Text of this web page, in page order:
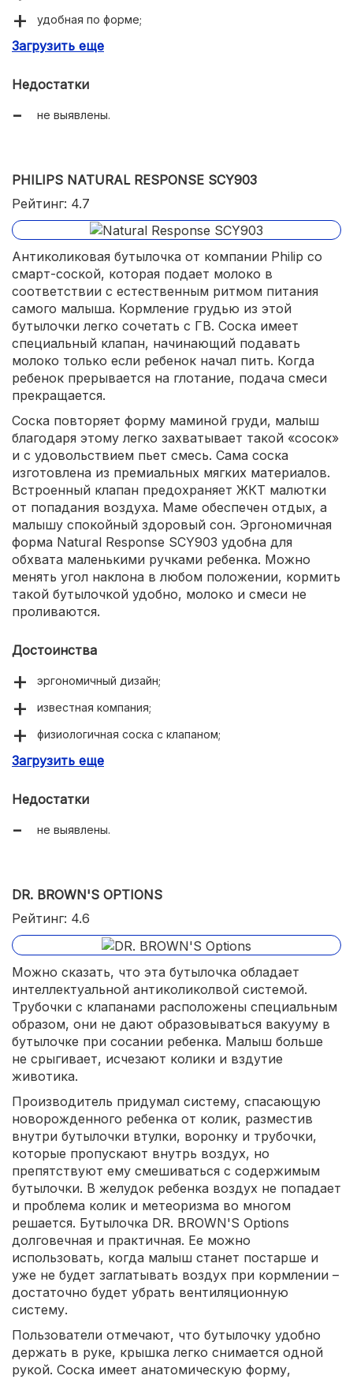
удобная по форме;
мягкая соска;
Загрузить еще
Недостатки
не выявлены.
PHILIPS NATURAL RESPONSE SCY903
Рейтинг: 4.7
Антиколиковая бутылочка от компании Philip со
смарт-соской, которая подает молоко в
соответствии с естественным ритмом питания
самого малыша. Кормление грудью из этой
бутылочки легко сочетать с ГВ. Соска имеет
специальный клапан, начинающий подавать
молоко только если ребенок начал пить. Когда
ребенок прерывается на глотание, подача смеси
прекращается.
Соска повторяет форму маминой груди, малыш
благодаря этому легко захватывает такой «сосок»
и с удовольствием пьет смесь. Сама соска
изготовлена из премиальных мягких материалов.
Встроенный клапан предохраняет ЖКТ малютки
от попадания воздуха. Маме обеспечен отдых, а
малышу спокойный здоровый сон. Эргономичная
форма Natural Response SCY903 удобна для
обхвата маленькими ручками ребенка. Можно
менять угол наклона в любом положении, кормить
такой бутылочкой удобно, молоко и смеси не
проливаются.
Достоинства
эргономичный дизайн;
известная компания;
физиологичная соска с клапаном;
система против пролива;
Загрузить еще
Недостатки
не выявлены.
DR. BROWN'S OPTIONS
Рейтинг: 4.6
Можно сказать, что эта бутылочка обладает
интеллектуальной антиколиколвой системой.
Трубочки с клапанами расположены специальным
образом, они не дают образовываться вакууму в
бутылочке при сосании ребенка. Малыш больше
не срыгивает, исчезают колики и вздутие
животика.
Производитель придумал систему, спасающую
новорожденного ребенка от колик, разместив
внутри бутылочки втулки, воронку и трубочки,
которые пропускают внутрь воздух, но
препятствуют ему смешиваться с содержимым
бутылочки. В желудок ребенка воздух не попадает
и проблема колик и метеоризма во многом
решается. Бутылочка DR. BROWN'S Options
долговечная и практичная. Ее можно
использовать, когда малыш станет постарше и
уже не будет заглатывать воздух при кормлении –
достаточно будет убрать вентиляционную
систему.
Пользователи отмечают, что бутылочку удобно
держать в руке, крышка легко снимается одной
рукой. Соска имеет анатомическую форму,